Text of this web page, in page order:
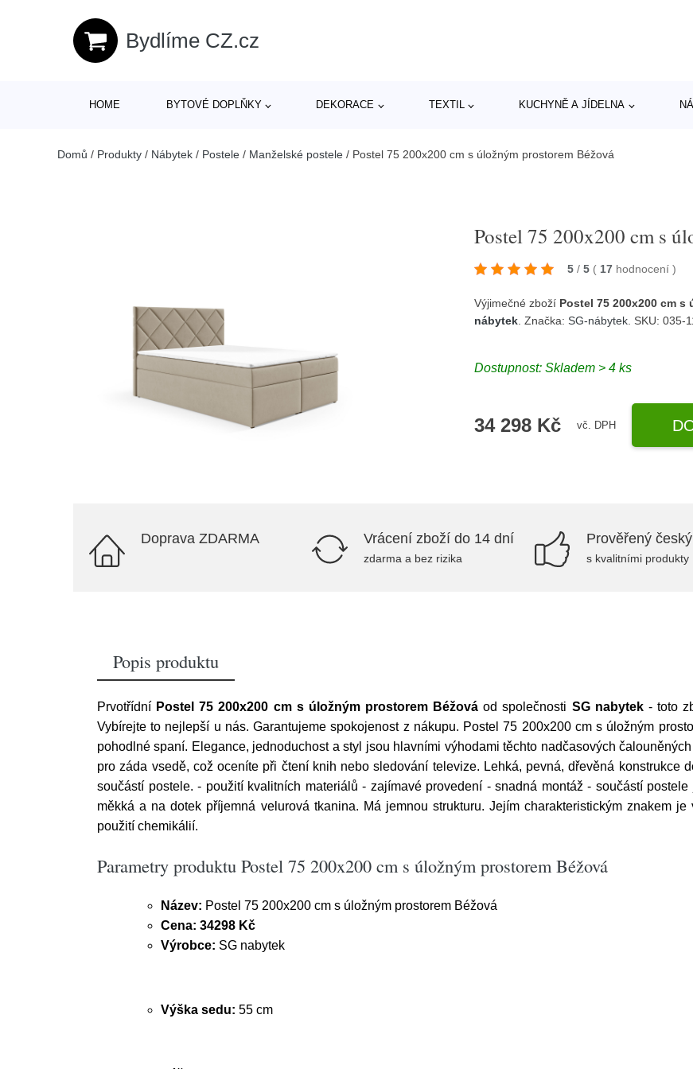
Bydlíme CZ.cz
HOME BYTOVÉ DOPLŇKY DEKORACE TEXTIL KUCHYNĚ A JÍDELNA
Domů / Produkty / Nábytek / Postele / Manželské postele / Postel 75 200x200 cm s úložným prostorem Béžová
Postel 75 200x200 cm s
5 / 5 ( 17 hodnocení)
Výjimečné zboží Postel 75 200x200 cm
nábytek . Značka:SG-nábytek . SKU:
Dostupnost:Skladem > 4 ks
34 298 Kč vč. DPH
Doprava ZDARMA Vrácení zboží do 14 dní
zdarma a bez rizika
Prověřený
s kvalitními produkty
Popis produktu
Prvotřídní Postel 75 200x200 cm s úložným prostorem Béžová od společnosti SG nabytek- toto
Vybírejte to nejlepší u nás. Garantujeme spokojenost z nákupu. Postel 75 200x200 cm s úložným
pohodlné spaní. Elegance, jednoduchost a styl jsou hlavními výhodami těchto nadčasových
pro záda vsedě, což oceníte při čtení knih nebo sledování televize. Lehká, pevná, dřevěná konstrukce
součástí postele. - použití kvalitních materiálů - zajímavé provedení - snadná montáž - součástí
měkká a na dotek příjemná velurová tkanina. Má jemnou strukturu. Jejím charakteristickým znakem
použití chemikálií.
Parametry produktu Postel 75 200x200 cm s úložným prostorem Béžová
Název: Postel 75 200x200 cm s úložným prostorem Béžová
Cena: 34298 Kč
Výrobce: SG nabytek
Výška sedu: 55 cm